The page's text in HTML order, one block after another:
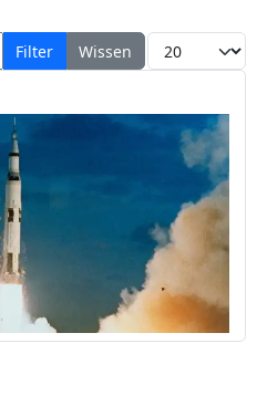
Filter Wissen Toon #